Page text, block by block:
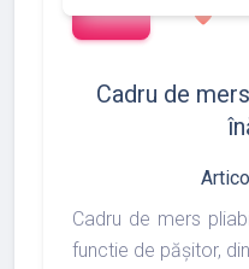
favorite
Cadru de
Cadru de mers
functie de pășitor,